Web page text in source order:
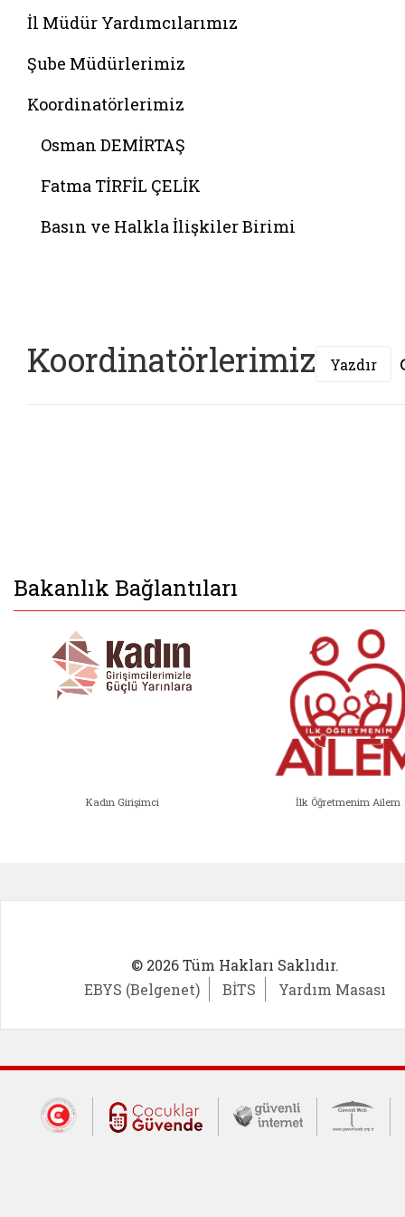
İl Müdür Yardımcılarımız
Şube Müdürlerimiz
Koordinatörlerimiz
Osman DEMİRTAŞ
Fatma TİRFİL ÇELİK
Basın ve Halkla İlişkiler Birimi
Koordinatörlerimiz Yazdır
Bakanlık Bağlantıları
Kadın Girişimci İlk Öğretmenim Ailem
© 2026 Tüm Hakları Saklıdır.
EBYS (Belgenet)
BİTS Yardım Masası
Dış Bağlantılar
Cumhurbaşkanlığı İletişim Merkezi
Çocuklar Güvende (yeni
Güvenli